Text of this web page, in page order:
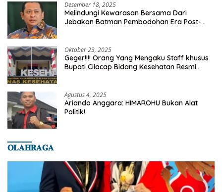
Desember 18, 2025
Melindungi Kewarasan Bersama Dari
Jebakan Batman Pembodohan Era Post-
Oktober 23, 2025
Geger!!!! Orang Yang Mengaku Staff khusus
Bupati Cilacap Bidang Kesehatan Resmi
Agustus 4, 2025
Ariando Anggara: HIMAROHU Bukan Alat
Politik!
𝐎𝐋𝐀𝐇𝐑𝐀𝐆𝐀